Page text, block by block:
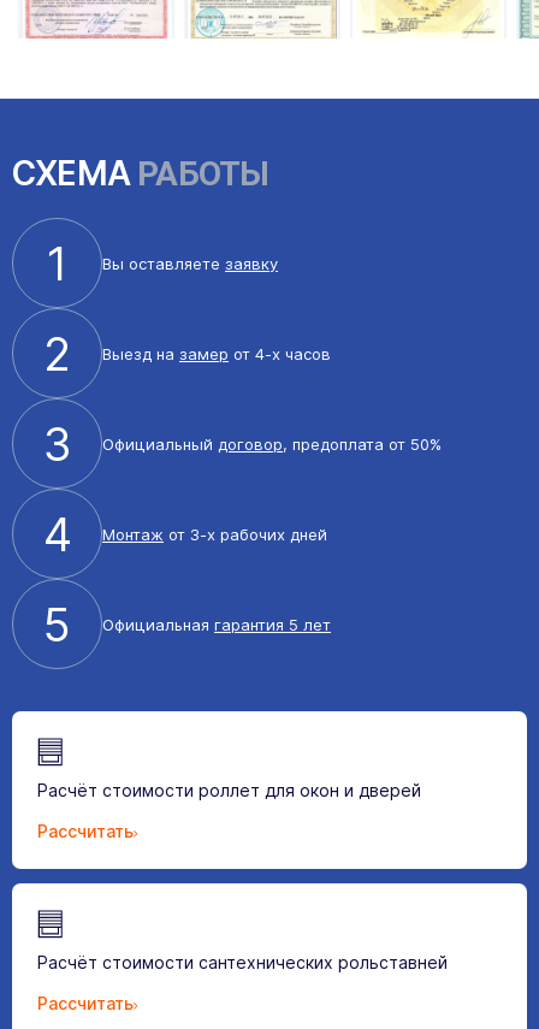
СХЕМАРАБОТЫ
1 Вы оставляете заявку
2 Выезд на замер от 4-х часов
3 Официальный договор, предоплата от 50%
4 Монтаж от 3-х рабочих дней
5 Официальная гарантия 5 лет
Расчёт стоимости роллет для окон и дверей
Рассчитать
Расчёт стоимости сантехнических рольставней
Рассчитать